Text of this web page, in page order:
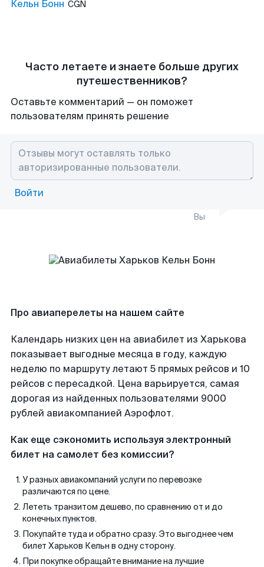
Кельн Бонн CGN
Часто летаете и знаете больше других
путешественников?
Оставьте комментарий — он поможет
пользователям принять решение
Войти
Вы
Про авиаперелеты на нашем сайте
Календарь низких цен на авиабилет из Харькова
показывает выгодные месяца в году, каждую
неделю по маршруту летают 5 прямых рейсов и 10
рейсов с пересадкой. Цена варьируется, самая
дорогая из найденных пользователями 9000
рублей авиакомпанией Аэрофлот.
Как еще сэкономить используя электронный
билет на самолет без комиссии?
У разных авиакомпаний услуги по перевозке
различаются по цене.
Лететь транзитом дешево, по сравнению от и до
конечных пунктов.
Покупайте туда и обратно сразу. Это выгоднее чем
билет Харьков Кельн в одну сторону.
При покупке обращайте внимание на лучшие